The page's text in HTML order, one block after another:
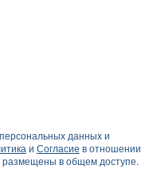
данных и
и Согласие в отношении
в общем доступе.